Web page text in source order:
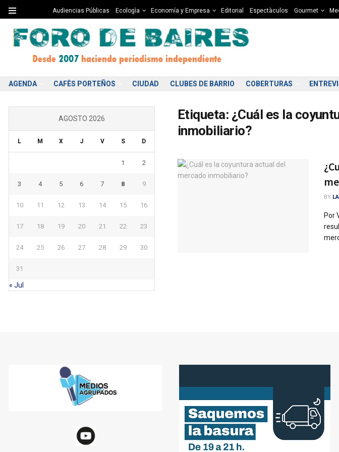
Audiencias Públicas Ecologìa Economía y Empresa Editorial Espectàculos Gourmet
AGENDA CAFÈS PORTEÑOS CIUDAD CLUBES DE BARRIO COBERTURAS
Etiqueta: ¿Cuál es la
inmobiliario?
BY
Por
AGOSTO 2026
L M X J V S D
1 2
3 4 5 6 7 8 9
10 11 12 13 14 15 16
17 18 19 20 21 22 23
24 25 26 27 28 29 30
31
« Jul